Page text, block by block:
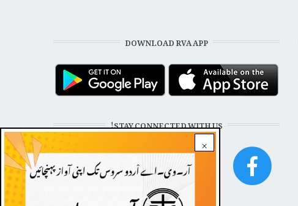
×
DOWNLOAD RVA APP
STAY CONNECTED WITH US!